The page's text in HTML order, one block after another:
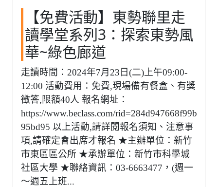
【免費活動】東勢聯里走
讀學堂系列3：探索東勢風
華~綠色廊道
走讀時間：2024年7月23日(二)上午09:00-
12:00 活動費用：免費,現場備有餐盒、有獎
徵答,限額40人 報名網址：
https://www.beclass.com/rid=284d947668f99b
95bd95 以上活動,請詳閱報名須知、注意事
項,請確定會出席才報名 ★主辦單位：新竹
市東區區公所 ★承辦單位：新竹市科學城
社區大學 ★聯絡資訊：03-6663477，(週一
～週五上班...